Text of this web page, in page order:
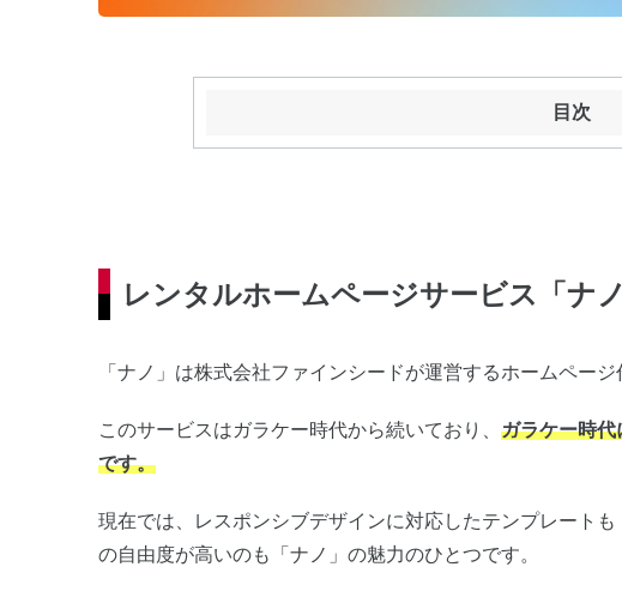
目次
レンタルホームページサービス「ナ
「ナノ」は株式会社ファインシードが運営するホームページ
このサービスはガラケー時代から続いており、 ガラケー時代
です。
現在では、レスポンシブデザインに対応したテンプレート
の自由度が高いのも「ナノ」の魅力のひとつです。